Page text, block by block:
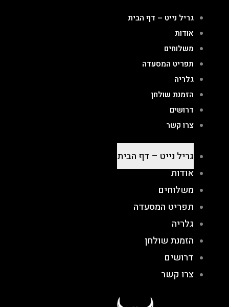
גריל נייט – דף הבית
אודות
משלוחים
תפריט המסעדה
גלריה
הזמנת שולחן
דרושים
צרו קשר
גריל נייט – דף הבית
אודות
משלוחים
תפריט המסעדה
גלריה
הזמנת שולחן
דרושים
צרו קשר